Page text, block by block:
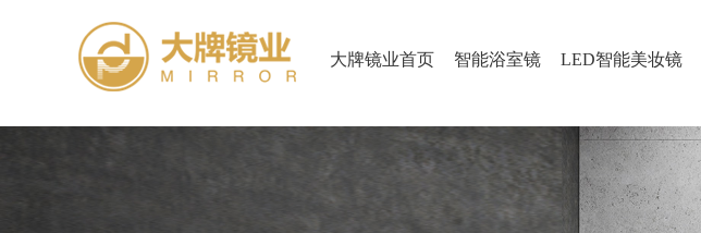
大牌镜业首页 智能浴室镜 LED智能美妆镜